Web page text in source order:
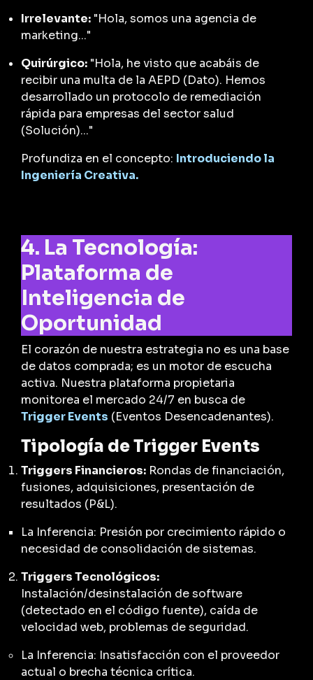
Irrelevante: "Hola, somos una agencia de
marketing..."
Quirúrgico: "Hola, he visto que acabáis de
recibir una multa de la AEPD (Dato). Hemos
desarrollado un protocolo de remediación
rápida para empresas del sector salud
(Solución)..."
Profundiza en el concepto: Introduciendo la
Ingeniería Creativa.
4. La Tecnología:
Plataforma de
Inteligencia de
Oportunidad
El corazón de nuestra estrategia no es una base
de datos comprada; es un motor de escucha
activa. Nuestra plataforma propietaria
monitorea el mercado 24/7 en busca de
Trigger Events (Eventos Desencadenantes).
Tipología de Trigger Events
Triggers Financieros: Rondas de financiación,
fusiones, adquisiciones, presentación de
resultados (P&L).
La Inferencia: Presión por crecimiento rápido o
necesidad de consolidación de sistemas.
Triggers Tecnológicos:
Instalación/desinstalación de software
(detectado en el código fuente), caída de
velocidad web, problemas de seguridad.
La Inferencia: Insatisfacción con el proveedor
actual o brecha técnica crítica.